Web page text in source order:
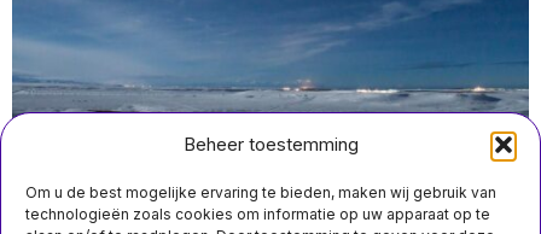
Beheer toestemming
Om u de best mogelijke ervaring te bieden, maken wij gebruik van
technologieën zoals cookies om informatie op uw apparaat op te